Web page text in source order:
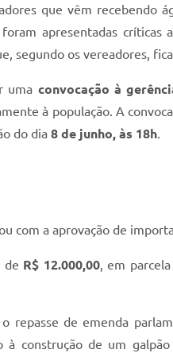
que vêm recebendo
apresentadas críticas
segundo os vereadores,
uma convocação à
à população. A
do dia 8 de junho, às 18h.
com a aprovação de
de R$ 12.000,00, em
repasse de emenda
à construção de um